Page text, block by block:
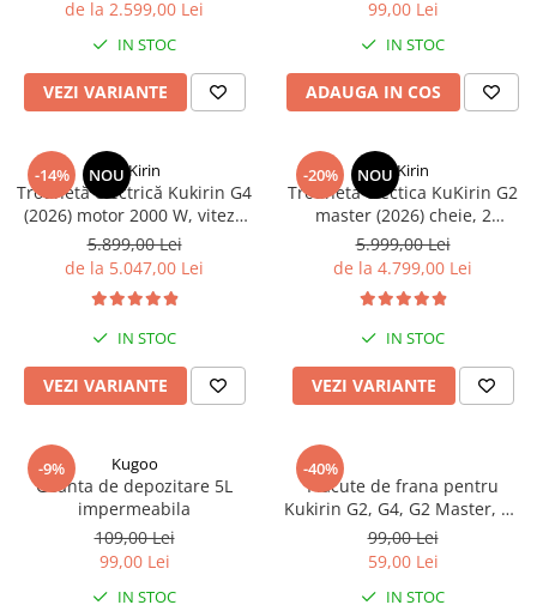
Acceleratoare & comenzi
Lumini / iluminare
Motoare
Cabluri motoare
Senzori Hall
Controlere & Conversoare DC/DC
Încărcătoare
Prize de încărcare
Cabluri pentru baterii
Componente baterii
Localizatoare GPS
Mecanică
Furci / mânere principale &
secundare
de la 2.599,00 Lei
IN STOC
VEZI VARIANTE
99,00 Lei
IN STOC
ADAUGA IN COS
-14% NOUKuKirin
Trotinetă electrică Kukirin G4
(2026) motor 2000 W, viteză
maximă 70 km/h, baterie cu
litiu 60 V 20 Ah, anvelope de
11 inchi
5.899,00 Lei
de la 5.047,00 Lei
IN STOC
VEZI VARIANTE
-20% NOUKuKirin
Trotineta electica KuKirin G2
master (2026) cheie, 2
motoare 2*1000W, Autonomie
70km, Baterie 52V 20, 8 A.
5.999,00 Lei
de la 4.799,00 Lei
IN STOC
VEZI VARIANTE
-9% Kugoo
Geanta de depozitare 5L
impermeabila
109,00 Lei
99,00 Lei
IN STOC
-40%
Placute de frana pentru
Kukirin G2, G4, G2 Master, G3
Pro
99,00 Lei
59,00 Lei
IN STOC